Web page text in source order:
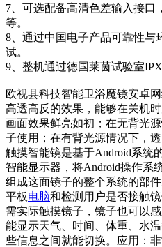
7、可选配备高清色差输入接口
等。
8、通过中国电子产品可靠性与
试。
9、整机通过德国莱茵试验室
欧视县科技智能卫浴魔镜安卓
高透高反的效果，能够在关机
画面效果鲜亮如初；在无背光
子使用；在有背光源情况下，透
触摸智能镜是基于Android系统
智能显示器，将Android操作系
组成这面镜子的整个系统的部
平板电脑和检测用户是否接触
需实际触摸镜子，镜子也可以
能显示天气、时间、体重、水
些信息之间就能切换。应用：